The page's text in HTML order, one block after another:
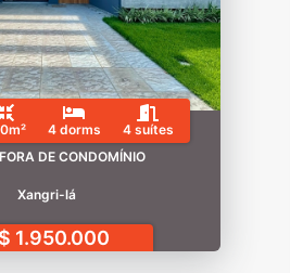
4 dorms
4 suítes
DE CONDOMÍNIO
Xangri-lá
1.950.000